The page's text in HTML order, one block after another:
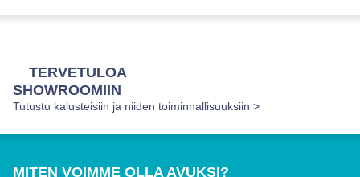
TERVETULOA
SHOWROOMIIN
Tutustu kalusteisiin ja niiden toiminnallisuuksiin >
MITEN VOIMME OLLA AVUKSI?